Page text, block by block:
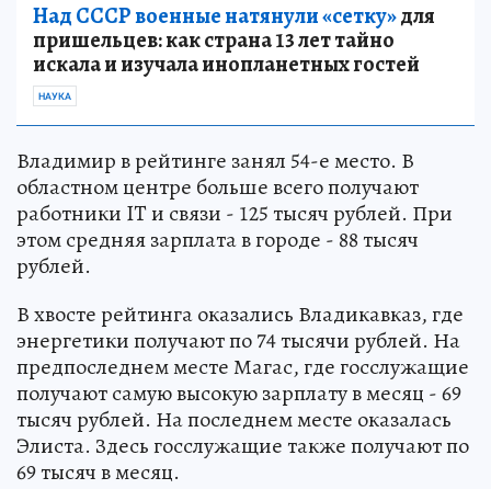
Над СССР военные натянули «сетку»для
пришельцев: как страна 13 лет тайно
искала и изучала инопланетных гостей
НАУКА
Владимир в рейтинге занял 54-е место. В
областном центре больше всего получают
работники IT и связи - 125 тысяч рублей. При
этом средняя зарплата в городе - 88 тысяч
рублей.
В хвосте рейтинга оказались Владикавказ, где
энергетики получают по 74 тысячи рублей. На
предпоследнем месте Магас, где госслужащие
получают самую высокую зарплату в месяц - 69
тысяч рублей. На последнем месте оказалась
Элиста. Здесь госслужащие также получают по
69 тысяч в месяц.